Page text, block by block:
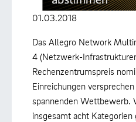
01.03.2018
Das Allegro Network
4 (Netzwerk-
Rechenzentrumspreis
Einreichungen
spannenden Wettbewerb.
insgesamt acht